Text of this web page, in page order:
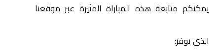
يمكنكم متابعة هذه المباراة المثيرة عبر موقعنا
الذي يوفر: